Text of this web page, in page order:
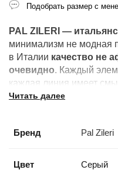
PAL ZILERI —
минимализм не модная
в Италии качество не
очевидно. Каждый
каждая линия имеет
мастерства.
Читать далее
Бренд Pal Zileri
Цвет Серый
Подобрать размер с